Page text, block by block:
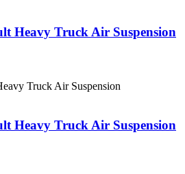
Heavy Truck Air Suspension
Heavy Truck Air Suspension